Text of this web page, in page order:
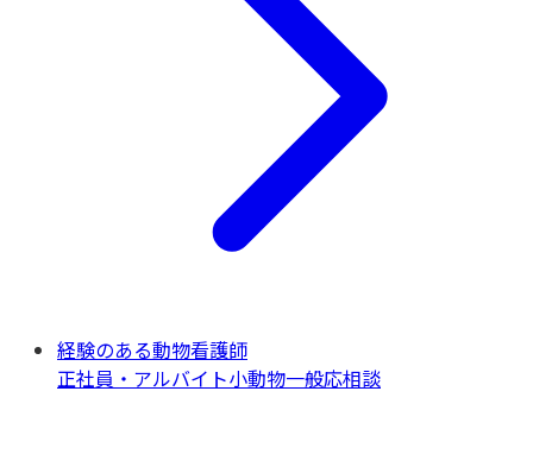
経験のある動物看護師
正社員・アルバイト小動物一般応相談